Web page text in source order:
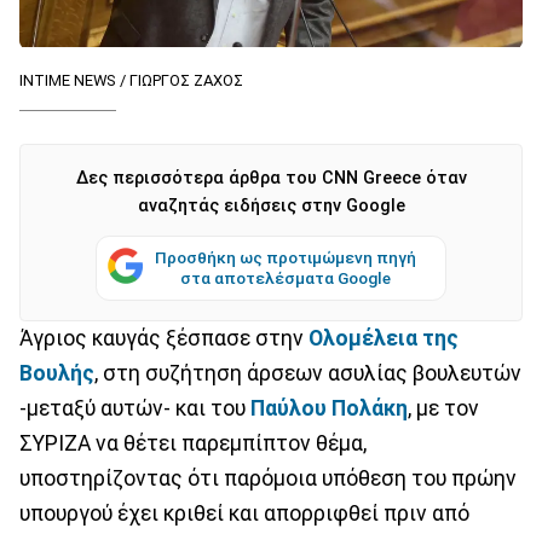
INTIME NEWS / ΓΙΩΡΓΟΣ ΖΑΧΟΣ
Δες περισσότερα άρθρα του CNN Greece όταν
αναζητάς ειδήσεις στην Google
Προσθήκη ως προτιμώμενη πηγή
στα αποτελέσματα Google
Άγριος καυγάς ξέσπασε στην Ολομέλεια της
Βουλής, στη συζήτηση άρσεων ασυλίας βουλευτών
-μεταξύ αυτών- και του Παύλου Πολάκη, με τον
ΣΥΡΙΖΑ να θέτει παρεμπίπτον θέμα,
υποστηρίζοντας ότι παρόμοια υπόθεση του πρώην
υπουργού έχει κριθεί και απορριφθεί πριν από